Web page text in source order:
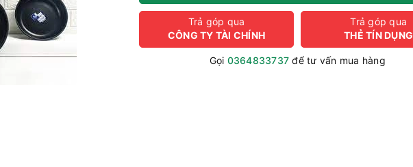
Trả góp qua
CÔNG TY TÀI CHÍNH
Trả góp qua
THẺ TÍN DỤNG
Gọi 0364833737 để tư vấn mua hàng